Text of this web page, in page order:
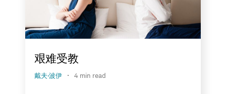
艰难受教
戴夫·波伊 · 4 min read